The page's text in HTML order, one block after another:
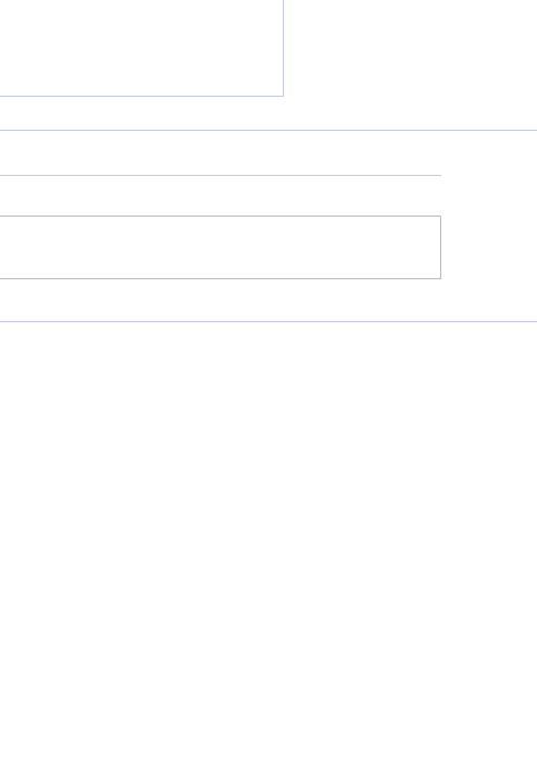
Fils-Aimé s’inscrit sur le